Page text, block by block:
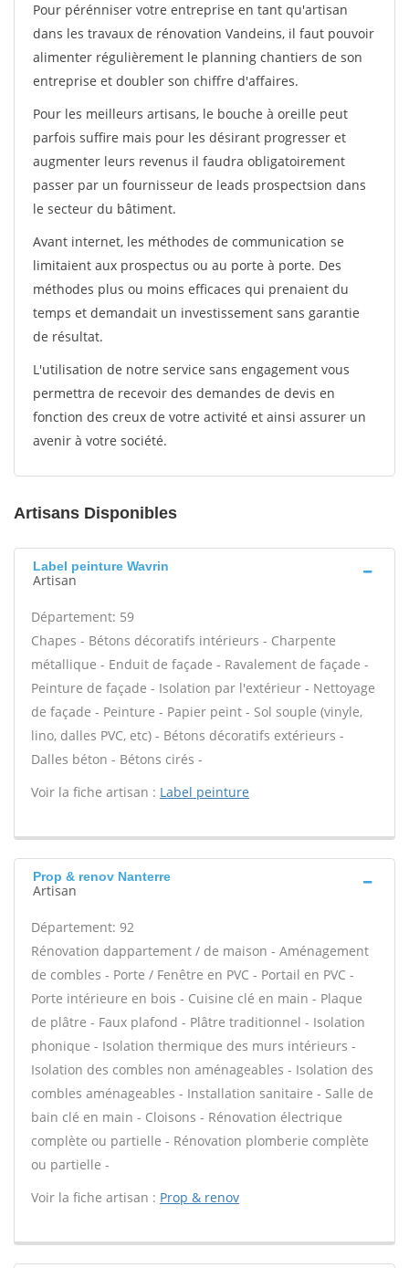
Pour pérénniser votre entreprise en tant qu'artisan
dans les travaux de rénovation Vandeins, il faut pouvoir
alimenter régulièrement le planning chantiers de son
entreprise et doubler son chiffre d'affaires.
Pour les meilleurs artisans, le bouche à oreille peut
parfois suffire mais pour les désirant progresser et
augmenter leurs revenus il faudra obligatoirement
passer par un fournisseur de leads prospectsion dans
le secteur du bâtiment.
Avant internet, les méthodes de communication se
limitaient aux prospectus ou au porte à porte. Des
méthodes plus ou moins efficaces qui prenaient du
temps et demandait un investissement sans garantie
de résultat.
L'utilisation de notre service sans engagement vous
permettra de recevoir des demandes de devis en
fonction des creux de votre activité et ainsi assurer un
avenir à votre société.
Artisans Disponibles
Label peinture Wavrin
Artisan
Département: 59
Chapes - Bétons décoratifs intérieurs - Charpente
métallique - Enduit de façade - Ravalement de façade -
Peinture de façade - Isolation par l'extérieur - Nettoyage
de façade - Peinture - Papier peint - Sol souple (vinyle,
lino, dalles PVC, etc) - Bétons décoratifs extérieurs -
Dalles béton - Bétons cirés -
Voir la fiche artisan : Label peinture
Prop & renov Nanterre
Artisan
Département: 92
Rénovation dappartement / de maison - Aménagement
de combles - Porte / Fenêtre en PVC - Portail en PVC -
Porte intérieure en bois - Cuisine clé en main - Plaque
de plâtre - Faux plafond - Plâtre traditionnel - Isolation
phonique - Isolation thermique des murs intérieurs -
Isolation des combles non aménageables - Isolation des
combles aménageables - Installation sanitaire - Salle de
bain clé en main - Cloisons - Rénovation électrique
complète ou partielle - Rénovation plomberie complète
ou partielle -
Voir la fiche artisan : Prop & renov